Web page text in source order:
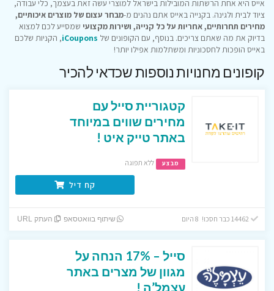
אייס היא אחת הרשתות המובילות בישראל למוצרי עשה זאת בעצמך, כלי עבודה,
ציוד לבית ולגינה. בקנייה באייס אתם נהנים מ-מבחר עצום של מוצרים איכותיים,
מחירים תחרותיים, אחריות על כל קנייה, ושירות מקצועי שמסייע לכם למצוא
בדיוק את מה שאתם צריכים. בנוסף, עם הקופונים של iCoupons, הקניות שלכם
באייס הופכות לחסכוניות ומשתלמות אפילו יותר!
קופונים מחנויות נוספות שכדאי להכיר
קטגוריית סייל עם
מחירים שווים במיוחד
באתר טייק איט !
מבצע ללא תפוגה
קח דיל
14462 כבר חסכו! 8 היום שיתוף בוואטסאפ העתק URL
סייל – 17% הנחה על
מגוון של מצרים באתר
עצמל’ה !